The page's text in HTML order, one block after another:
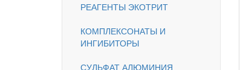
РЕАГЕНТЫ ЭКОТРИТ
КОМПЛЕКСОНАТЫ И
ИНГИБИТОРЫ
СУЛЬФАТ АЛЮМИНИЯ